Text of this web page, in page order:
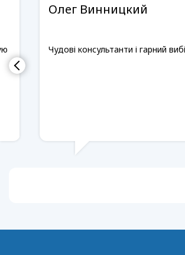
Олег Винницкий
Чудові консультанти і гарний